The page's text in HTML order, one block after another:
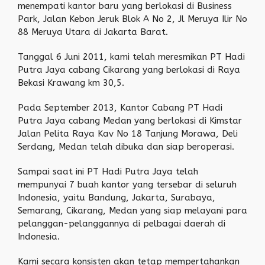
menempati kantor baru yang berlokasi di Business
Park, Jalan Kebon Jeruk Blok A No 2, Jl Meruya Ilir No
88 Meruya Utara di Jakarta Barat.
Tanggal 6 Juni 2011, kami telah meresmikan PT Hadi
Putra Jaya cabang Cikarang yang berlokasi di Raya
Bekasi Krawang km 30,5.
Pada September 2013, Kantor Cabang PT Hadi
Putra Jaya cabang Medan yang berlokasi di Kimstar
Jalan Pelita Raya Kav No 18 Tanjung Morawa, Deli
Serdang, Medan telah dibuka dan siap beroperasi.
Sampai saat ini PT Hadi Putra Jaya telah
mempunyai 7 buah kantor yang tersebar di seluruh
Indonesia, yaitu Bandung, Jakarta, Surabaya,
Semarang, Cikarang, Medan yang siap melayani para
pelanggan-pelanggannya di pelbagai daerah di
Indonesia.
Kami secara konsisten akan tetap mempertahankan